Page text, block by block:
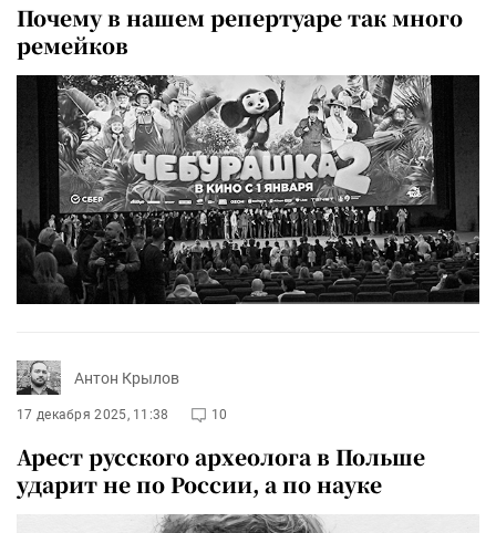
Почему в нашем репертуаре так много
ремейков
Антон Крылов
17 декабря 2025, 11:38 10
Арест русского археолога в Польше
ударит не по России, а по науке